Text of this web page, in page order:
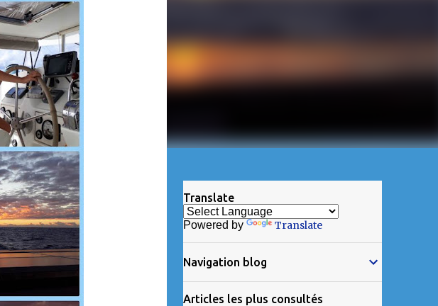
Translate
Powered by Translate
Navigation blog
Articles les plus consultés